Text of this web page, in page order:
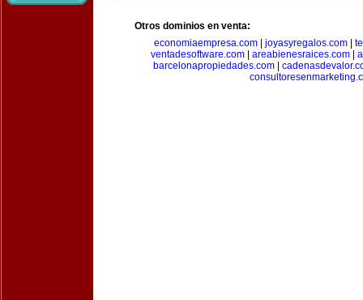
Otros dominios en venta:
economiaempresa.com
joyasyregalos.com
ventadesoftware.com| areabienesraices.com|
barcelonapropiedades.com|